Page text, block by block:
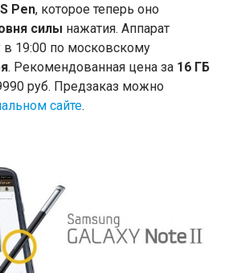
S Pen, которое теперь оно
силы нажатия. Аппарат
в 19:00 по московскому
. Рекомендованная цена за 16 ГБ
руб. Предзаказ можно
сайте.